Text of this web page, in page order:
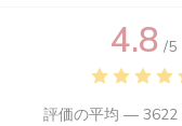
4.8 /5
評価の平均 — 3622